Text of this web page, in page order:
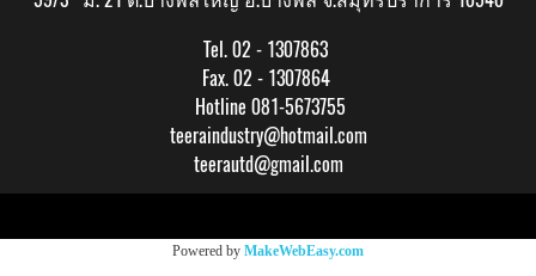
Tel. 02 - 1307863
Fax. 02 - 1307864
Hotline 081-5673755
teeraindustry@hotmail.com
teerautd@gmail.com
Powered by MakeWebEasy.com